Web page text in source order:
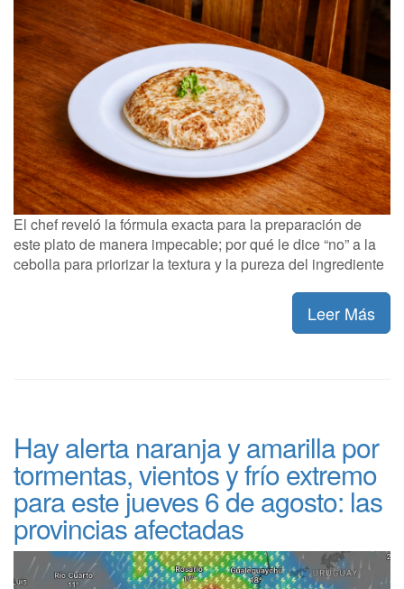
El chef reveló la fórmula exacta para la preparación de
este plato de manera impecable; por qué le dice “no” a la
cebolla para priorizar la textura y la pureza del ingrediente
Leer Más
Hay alerta naranja y amarilla por
tormentas, vientos y frío extremo
para este jueves 6 de agosto: las
provincias afectadas